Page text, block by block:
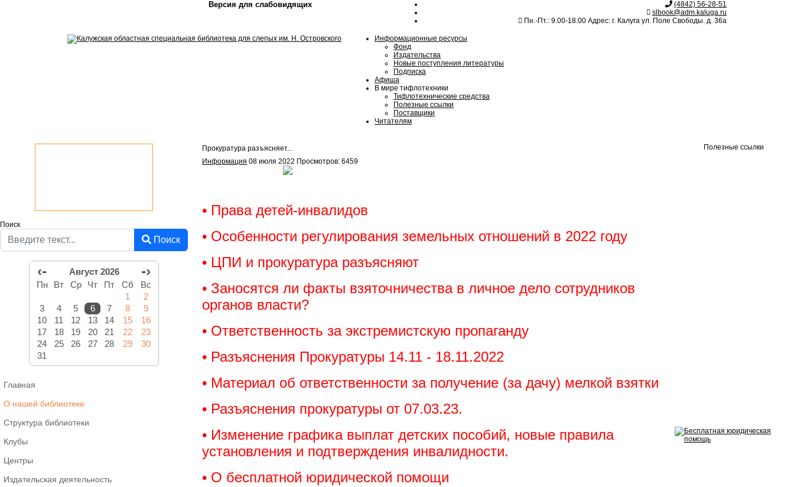
Версия для слабовидящих
(4842) 56-28-51
slbook@adm.kaluga.ru
Пн.-Пт.: 9.00-18.00 Адрес: г. Калуга ул. Поле Свободы. д. 36а
Информационные ресурсы
Фонд
Издательства
Новые поступления литературы
Подписка
Афиша
В мире тифлотехники
Тифлотехнические средства
Полезные ссылки
Поставщики
Читателям
Поиск
Поиск
‹- Август 2026 -›
Пн Вт Ср Чт Пт Сб
Вс
1
2
3
4 5 6 7 8
9
10
11 12 13 14 15
16
17
18 19 20 21 22
23
24
25 26 27 28 29
30
31
Главная
О нашей библиотеке
Структура библиотеки
Клубы
Центры
Издательская деятельность
Прокуратура разъясняет...
Информация 08 июля 2022 Просмотров: 6459
• Права детей-инвалидов
• Особенности регулирования земельных отношений в 2022 году
• ЦПИ и прокуратура разъясняют
• Заносятся ли факты взяточничества в личное дело сотрудников
органов власти?
• Ответственность за экстремистскую пропаганду
• Разъяснения Прокуратуры 14.11 - 18.11.2022
• Материал об ответственности за получение (за дачу) мелкой взятки
• Разъяснения прокуратуры от 07.03.23.
• Изменение графика выплат детских пособий, новые правила
установления и подтверждения инвалидности.
• О бесплатной юридической помощи
Полезные ссылки